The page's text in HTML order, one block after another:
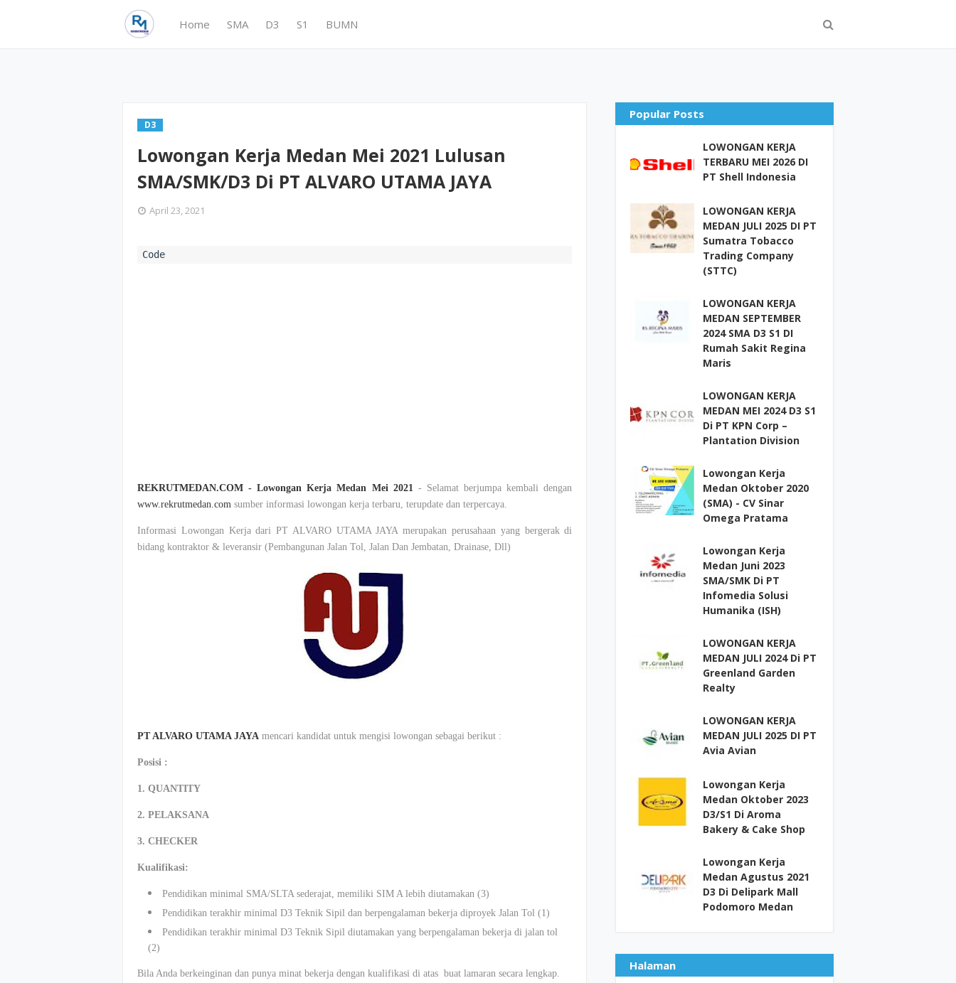
Home SMA D3 S1 BUMN
D3
Lowongan Kerja Medan Mei 2021 Lulusan
SMA/SMK/D3 Di PT ALVARO UTAMA JAYA
April 23, 2021
REKRUTMEDAN.COM - Lowongan Kerja Medan Mei 2021- Selamat berjumpa kembali dengan
www.rekrutmedan.com sumber informasi lowongan kerja terbaru, terupdate dan terpercaya.
Informasi Lowongan Kerja dari PT ALVARO UTAMA JAYA merupakan perusahaan yang bergerak di
bidang kontraktor & leveransir (Pembangunan Jalan Tol, Jalan Dan Jembatan, Drainase, Dll)
PT ALVARO UTAMA JAYA mencari kandidat untuk mengisi lowongan sebagai berikut :
Posisi :
1. QUANTITY
2. PELAKSANA
3. CHECKER
Kualifikasi:
Pendidikan minimal SMA/SLTA sederajat, memiliki SIM A lebih diutamakan (3)
Pendidikan terakhir minimal D3 Teknik Sipil dan berpengalaman bekerja diproyek Jalan Tol (1)
Pendidikan terakhir minimal D3 Teknik Sipil diutamakan yang berpengalaman bekerja di jalan tol
(2)
Bila Anda berkeinginan dan punya minat bekerja dengan kualifikasi di atas buat lamaran secara lengkap.
Popular Posts
LOWONGAN KERJA
TERBARU MEI 2026 DI
PT Shell Indonesia
LOWONGAN KERJA
MEDAN JULI 2025 DI PT
Sumatra Tobacco
Trading Company
(STTC)
LOWONGAN KERJA
MEDAN SEPTEMBER
2024 SMA D3 S1 DI
Rumah Sakit Regina
Maris
LOWONGAN KERJA
MEDAN MEI 2024 D3 S1
Di PT KPN Corp –
Plantation Division
Lowongan Kerja
Medan Oktober 2020
(SMA) - CV Sinar
Omega Pratama
Lowongan Kerja
Medan Juni 2023
SMA/SMK Di PT
Infomedia Solusi
Humanika (ISH)
LOWONGAN KERJA
MEDAN JULI 2024 Di PT
Greenland Garden
Realty
LOWONGAN KERJA
MEDAN JULI 2025 DI PT
Avia Avian
Lowongan Kerja
Medan Oktober 2023
D3/S1 Di Aroma
Bakery & Cake Shop
Lowongan Kerja
Medan Agustus 2021
D3 Di Delipark Mall
Podomoro Medan
Halaman